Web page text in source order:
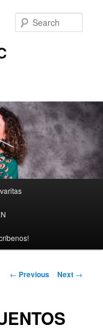
Post
← Previous Next →